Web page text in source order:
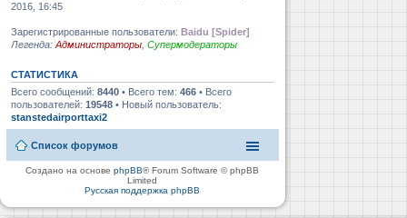
2016, 16:45
Зарегистрированные пользователи: Baidu [Spider]
Легенда: Администраторы Супермодераторы
СТАТИСТИКА
Всего сообщений: 8440 • Всего тем: 466 • Всего
пользователей: 19548 • Новый пользователь:
stanstedairporttaxi2
Список форумов
Создано на основеphpBB® Forum Software © phpBB
Limited
Русская поддержка phpBB